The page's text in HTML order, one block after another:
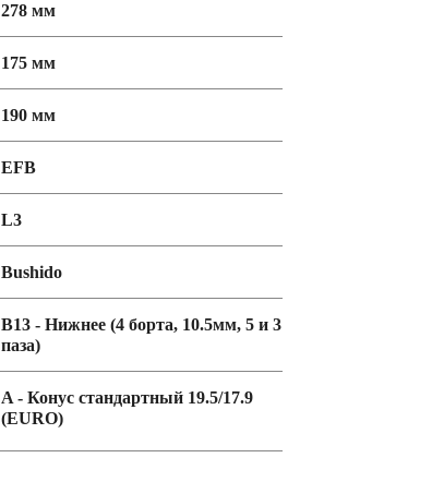
278 мм
175 мм
190 мм
EFB
L3
Bushido
B13 - Нижнее (4 борта, 10.5мм, 5 и 3
паза)
A - Конус стандартный 19.5/17.9
(EURO)